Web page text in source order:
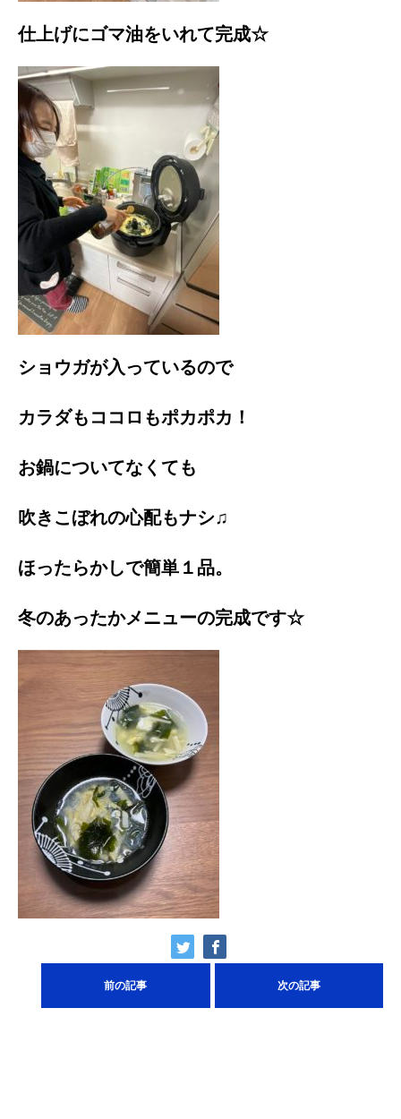
仕上げにゴマ油をいれて完成☆
ショウガが入っているので
カラダもココロもポカポカ！
お鍋についてなくても
吹きこぼれの心配もナシ♫
ほったらかしで簡単１品。
冬のあったかメニューの完成です☆
前の記事 次の記事